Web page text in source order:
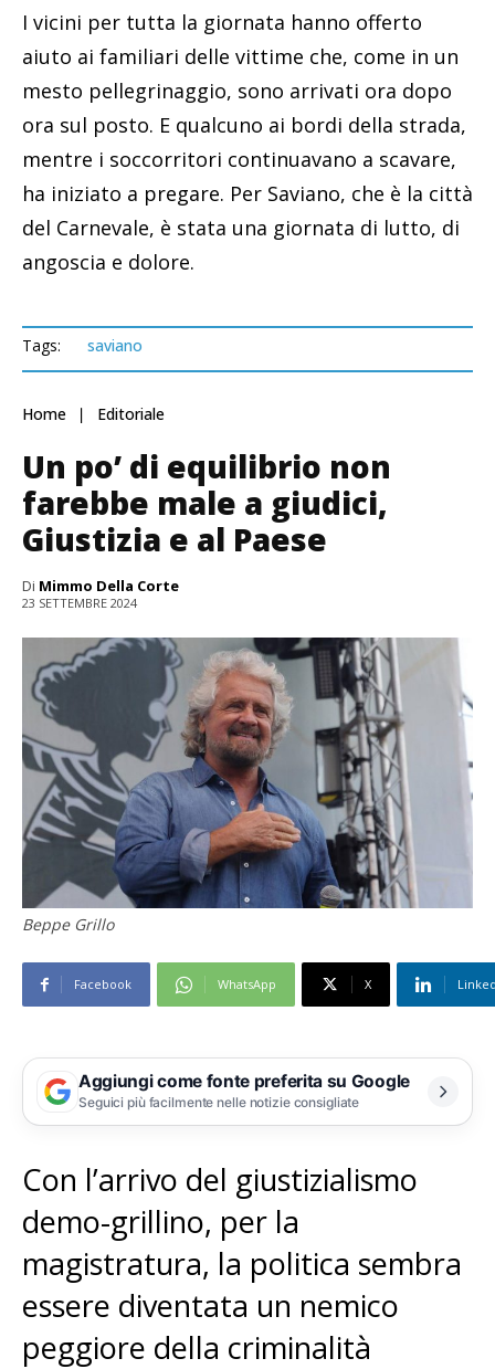
I vicini per tutta la giornata hanno offerto
aiuto ai familiari delle vittime che, come in un
mesto pellegrinaggio, sono arrivati ora dopo
ora sul posto. E qualcuno ai bordi della strada,
mentre i soccorritori continuavano a scavare,
ha iniziato a pregare. Per Saviano, che è la città
del Carnevale, è stata una giornata di lutto, di
angoscia e dolore.
Tags: saviano
Home Editoriale
Un po’ di equilibrio non
farebbe male a giudici,
Giustizia e al Paese
Di Mimmo Della Corte
23 SETTEMBRE 2024
Beppe Grillo
Facebook WhatsApp X
Aggiungi come fonte preferita su Google
Seguici più facilmente nelle notizie consigliate
Con l’arrivo del giustizialismo
demo-grillino, per la
magistratura, la politica sembra
essere diventata un nemico
peggiore della criminalità